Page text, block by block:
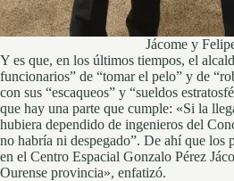
Jácome y
Y es que, en los últimos tiempos, el
funcionarios” de “tomar el pelo” y de
con sus “escaqueos” y “sueldos
que hay una parte que cumple: «Si la
hubiera dependido de ingenieros del
no habría ni despegado”. De ahí que los
en el Centro Espacial Gonzalo Pérez
Ourense provincia», enfatizó.